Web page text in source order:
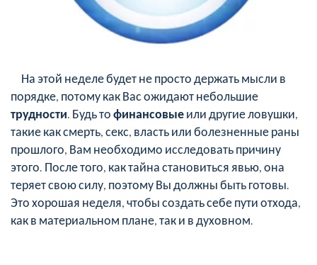
На этой неделе будет не просто держать мысли в
порядке, потому как Вас ожидают небольшие
трудности. Будь тофинансовыеили другие ловушки,
такие как смерть, секс, власть или болезненные раны
прошлого, Вам необходимо исследовать причину
этого. После того, как тайна становиться явью, она
теряет свою силу, поэтому Вы должны быть готовы.
Это хорошая неделя, чтобы создать себе пути отхода,
как в материальном плане, так и в духовном.